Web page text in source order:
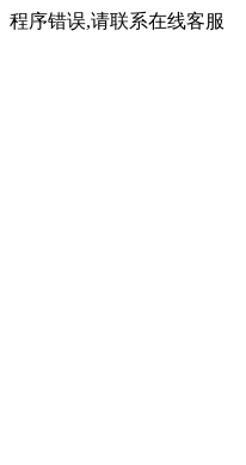
程序错误,请联系在线客服